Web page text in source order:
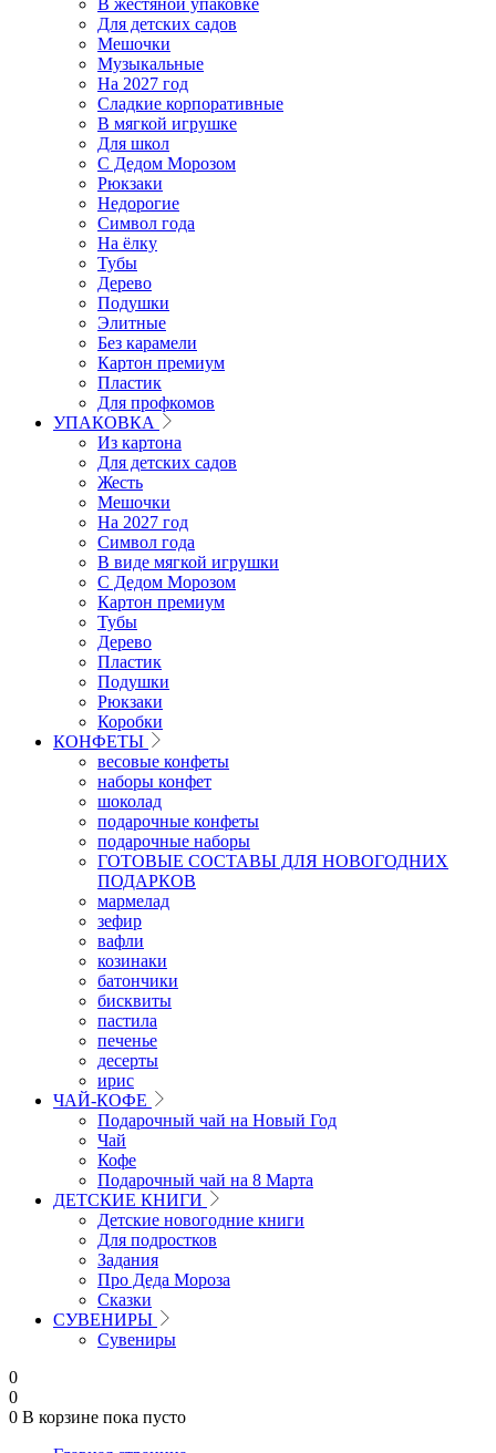
В жестяной упаковке
Для детских садов
Мешочки
Музыкальные
На 2027 год
Сладкие корпоративные
В мягкой игрушке
Для школ
С Дедом Морозом
Рюкзаки
Недорогие
Символ года
На ёлку
Тубы
Дерево
Подушки
Элитные
Без карамели
Картон премиум
Пластик
Для профкомов
УПАКОВКА
Из картона
Для детских садов
Жесть
Мешочки
На 2027 год
Символ года
В виде мягкой игрушки
С Дедом Морозом
Картон премиум
Тубы
Дерево
Пластик
Подушки
Рюкзаки
Коробки
КОНФЕТЫ
весовые конфеты
наборы конфет
шоколад
подарочные конфеты
подарочные наборы
ГОТОВЫЕ СОСТАВЫ ДЛЯ НОВОГОДНИХ
ПОДАРКОВ
мармелад
зефир
вафли
козинаки
батончики
бисквиты
пастила
печенье
десерты
ирис
ЧАЙ-КОФЕ
Подарочный чай на Новый Год
Чай
Кофе
Подарочный чай на 8 Марта
ДЕТСКИЕ КНИГИ
Детские новогодние книги
Для подростков
Задания
Про Деда Мороза
Сказки
СУВЕНИРЫ
Сувениры
0
0
0 В корзине пока пусто